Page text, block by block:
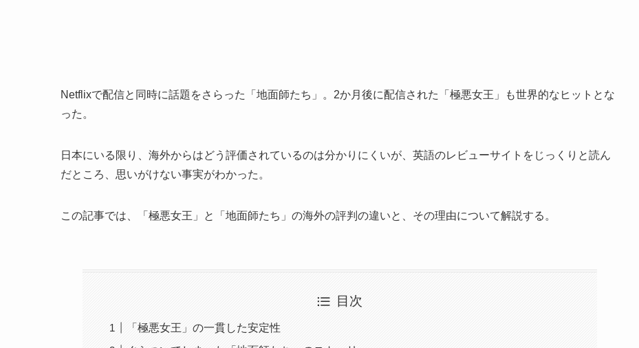
Netflixで配信と同時に話題をさらった「地面師たち」。2か月後に配信された「極悪女王」も世界的なヒットとな
った。
日本にいる限り、海外からはどう評価されているのは分かりにくいが、英語のレビューサイトをじっくりと読ん
だところ、思いがけない事実がわかった。
この記事では、「極悪女王」と「地面師たち」の海外の評判の違いと、その理由について解説する。
目次
「極悪女王」の一貫した安定性